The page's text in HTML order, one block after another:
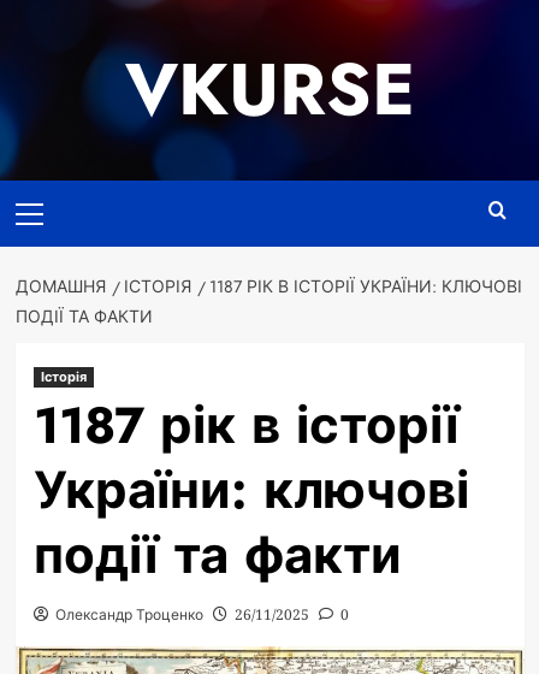
VKURSE
меню
ДОМАШНЯ ІСТОРІЯ
1187 РІК В ІСТОРІЇ УКРАЇНИ: КЛЮЧОВІ
ПОДІЇ ТА ФАКТИ
Історія
1187 рік в історії
України: ключові
події та факти
Олександр Троценко 26/11/2025 0